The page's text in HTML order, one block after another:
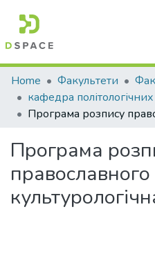
Communities & Collections
All of DSpace
Home Факультети
Програма